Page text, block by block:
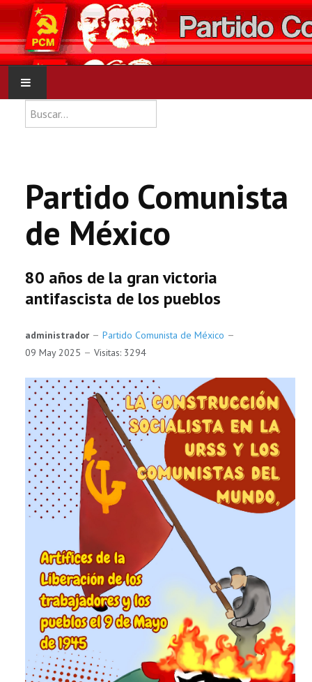
INICIO
NOTICIAS
DOCUMENTOS
Buscar
Partido Comunista
de México
80 años de la gran victoria
antifascista de los pueblos
administrador
Partido Comunista de México
09 May 2025
Visitas: 3294